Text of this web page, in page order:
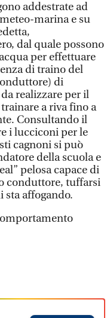
addestrate ad
marina e su
dal quale possono
per effettuare
di traino del
di
realizzare per il
a riva fino a
Consultando il
i lucciconi per le
cagnoni si può
della scuola e
pelosa capace di
conduttore, tuffarsi
sta affogando.